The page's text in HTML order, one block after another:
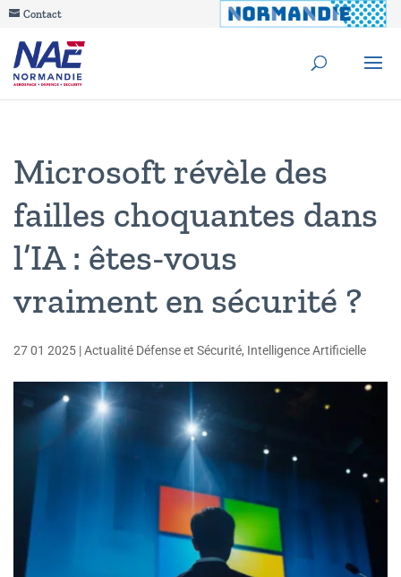
Contact
Microsoft révèle des
failles choquantes dans
l’IA : êtes-vous
vraiment en sécurité ?
27 01 2025 |Actualité Défense et Sécurité, Intelligence Artificielle